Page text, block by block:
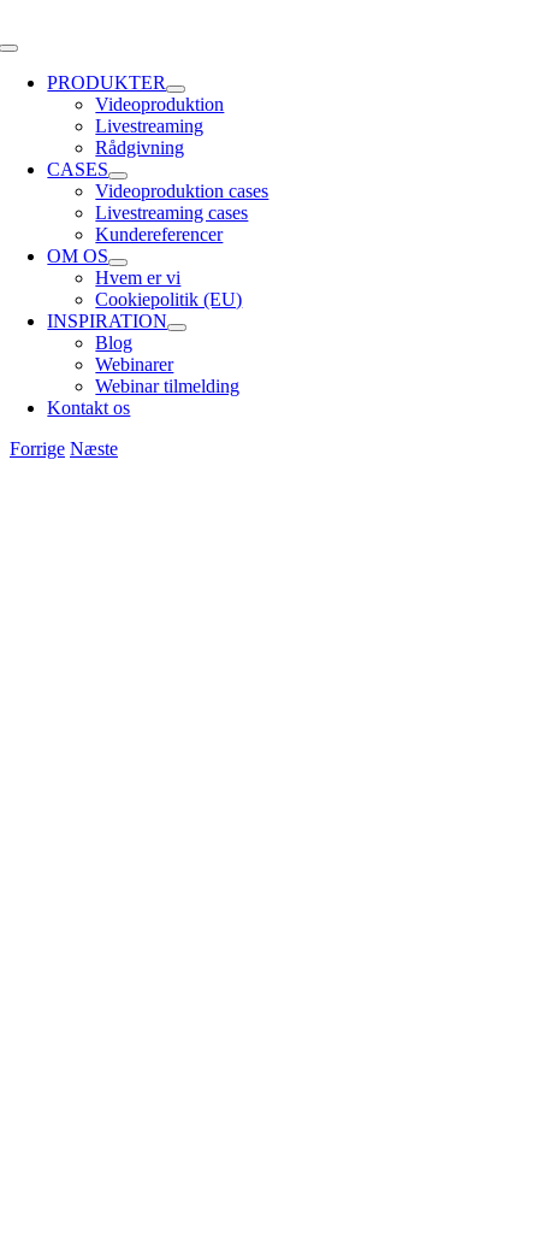
to
Toggle
NavigationPRODUKTER
Videoproduktion
Livestreaming
Rådgivning
CASES
Videoproduktion cases
Livestreaming cases
Kundereferencer
OM OS
Hvem er vi
Cookiepolitik (EU)
INSPIRATION
Blog
Webinarer
Webinar tilmelding
Kontakt os
Forrige Næste